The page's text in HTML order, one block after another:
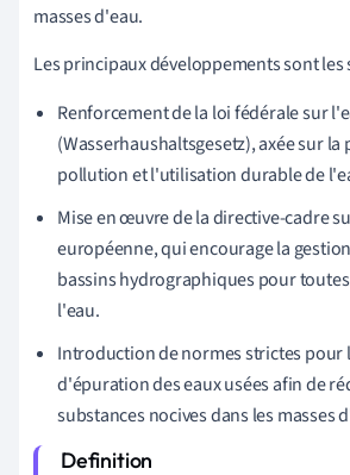
masses d'eau.
Les principaux développements sont les
Renforcement de la loi fédérale sur
(Wasserhaushaltsgesetz), axée sur
pollution et l'utilisation durable de
Mise en œuvre de la directive-cadre
européenne, qui encourage la
bassins hydrographiques pour
l'eau.
Introduction de normes strictes pour
d'épuration des eaux usées afin de
substances nocives dans les masses